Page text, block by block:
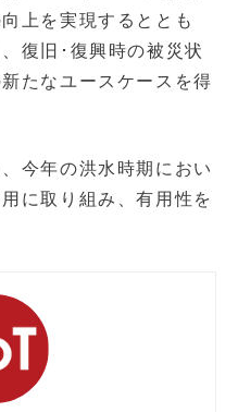
上を実現するととも
復旧･復興時の被災状
たなユースケースを得
今年の洪水時期におい
に取り組み、有用性を